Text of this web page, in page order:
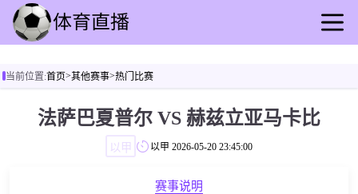
足球直播
篮球直播
足球录播
当前位置:首页>其他赛事>热门比赛
法萨巴夏普尔 VS 赫兹立亚马卡比
以甲 以甲 2026-05-20 23:45:00
赛事说明